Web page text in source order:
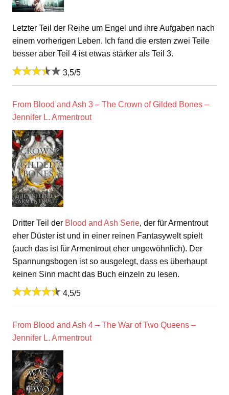
Letzter Teil der Reihe um Engel und ihre Aufgaben nach
einem vorherigen Leben. Ich fand die ersten zwei Teile
besser aber Teil 4 ist etwas stärker als Teil 3.
3,5/5
From Blood and Ash 3 – The Crown of Gilded Bones –
Jennifer L. Armentrout
Dritter Teil der Blood and Ash Serie, der für Armentrout
eher Düster ist und in einer reinen Fantasywelt spielt
(auch das ist für Armentrout eher ungewöhnlich). Der
Spannungsbogen ist so ausgelegt, dass es überhaupt
keinen Sinn macht das Buch einzeln zu lesen.
4,5/5
From Blood and Ash 4 – The War of Two Queens –
Jennifer L. Armentrout